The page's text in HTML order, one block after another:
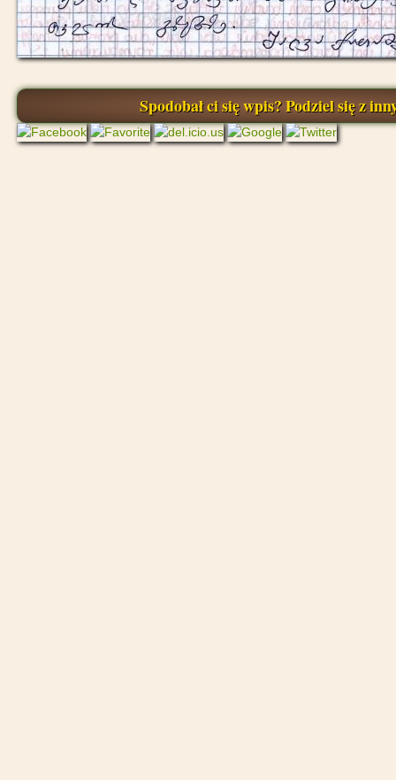
Spodobał ci się wpis? Podziel się z